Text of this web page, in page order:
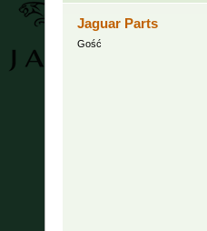
Jaguar Parts
Gość